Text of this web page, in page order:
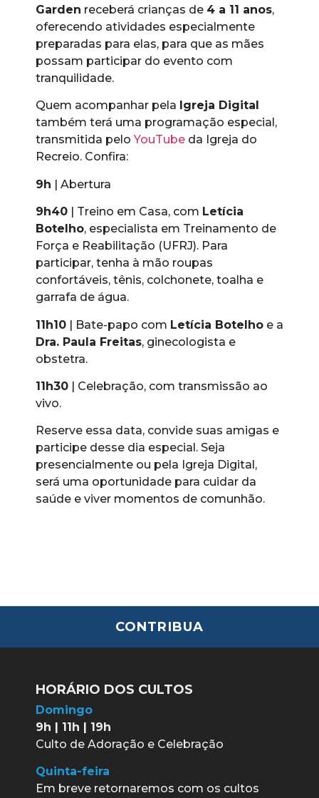
Garden receberá crianças de 4 a 11 anos,
oferecendo atividades especialmente
preparadas para elas, para que as mães
possam participar do evento com
tranquilidade.
Quem acompanhar pela Igreja Digital
também terá uma programação especial,
transmitida peloYouTube da Igreja do
Recreio. Confira:
9h | Abertura
9h40 | Treino em Casa, com Letícia
Botelho, especialista em Treinamento de
Força e Reabilitação (UFRJ). Para
participar, tenha à mão roupas
confortáveis, tênis, colchonete, toalha e
garrafa de água.
11h10 | Bate-papo com Letícia Botelho e a
Dra. Paula Freitas, ginecologista e
obstetra.
11h30 | Celebração, com transmissão ao
vivo.
Reserve essa data, convide suas amigas e
participe desse dia especial. Seja
presencialmente ou pela Igreja Digital,
será uma oportunidade para cuidar da
saúde e viver momentos de comunhão.
CONTRIBUA
HORÁRIO DOS CULTOS
Domingo
9h | 11h | 19h
Culto de Adoração e Celebração
Quinta-feira
Em breve retornaremos com os cultos